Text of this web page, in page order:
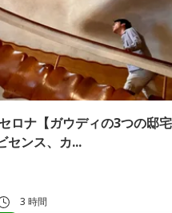
ロナ【ガウディの3つの邸宅
センス、カ...
3 時間